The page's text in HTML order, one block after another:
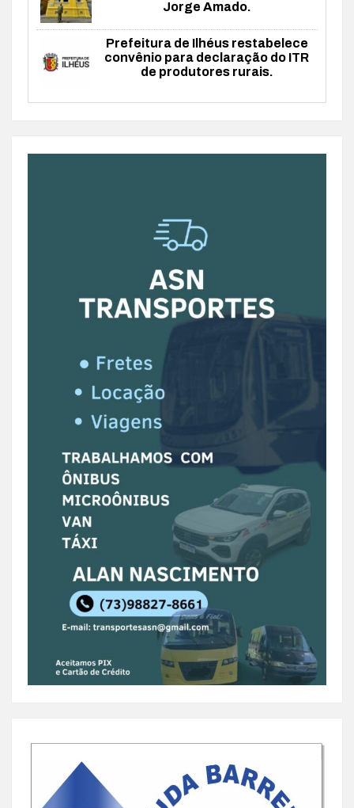
Jorge Amado.
Prefeitura de Ilhéus restabelece
convênio para declaração do ITR
de produtores rurais.